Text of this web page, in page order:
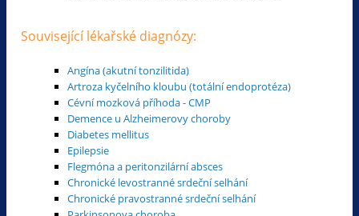
Související lékařské diagnózy:
Angína (akutní tonzilitida)
Artroza kyčelního kloubu (totální endoprotéza)
Cévní mozková příhoda - CMP
Demence u Alzheimerovy choroby
Diabetes mellitus
Epilepsie
Flegmóna a peritonzilární absces
Chronické levostranné srdeční selhání
Chronické pravostranné srdeční selhání